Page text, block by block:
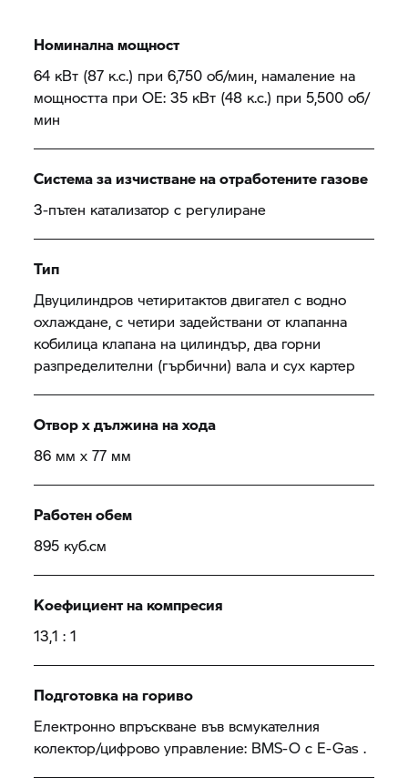
Номинална мощност
64 кВт (87 к.с.) при 6,750 об/мин, намаление на
мощността при ОЕ: 35 кВт (48 к.с.) при 5,500 об/
мин
Система за изчистване на отработените газове
3-пътен катализатор с регулиране
Тип
Двуцилиндров четиритактов двигател с водно
охлаждане, с четири задействани от клапанна
кобилица клапана на цилиндър, два горни
разпределителни (гърбични) вала и сух картер
Отвор x дължина на хода
86 мм x 77 мм
Работен обем
895 куб.см
Коефициент на компресия
13,1 : 1
Подготовка на гориво
Електронно впръскване във всмукателния
колектор/цифрово управление: BMS-O с E-Gas .